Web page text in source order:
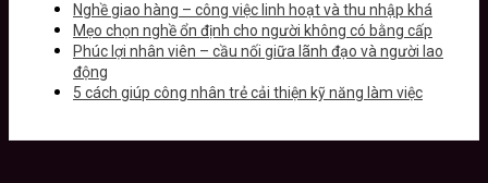
Nghề giao hàng – công việc linh hoạt và thu nhập khá
Mẹo chọn nghề ổn định cho người không có bằng cấp
Phúc lợi nhân viên – cầu nối giữa lãnh đạo và người lao
động
5 cách giúp công nhân trẻ cải thiện kỹ năng làm việc